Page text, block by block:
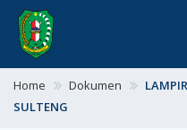
Home Dokumen
SULTENG